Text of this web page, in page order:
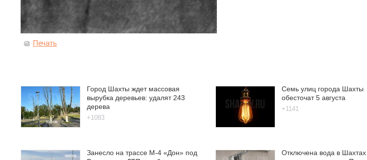
Печать
Город Шахты ждет массовая
вырубка деревьев: удалят 243
дерева
+1083
Семь улиц города Шахты
обесточат 5 августа
+1141
Занесло на трассе М-4 «Дон» под
Отключена вода в